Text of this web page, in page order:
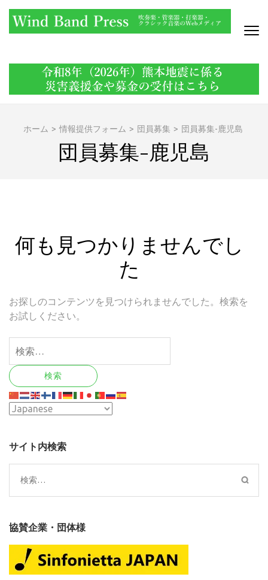
ホーム > 情報提供フォーム > 団員募集 > 団員募集-鹿児島
団員募集-鹿児島
何も見つかりませんでし
た
お探しのコンテンツを見つけられませんでした。検索を
お試しください。
索:
サイト内検索
検
索:
協賛企業・団体様